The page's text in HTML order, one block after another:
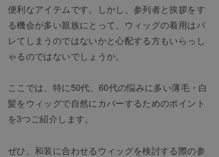
便利なアイテムです。しかし、参列者と挨拶をす
る機会が多い親族にとって、ウィッグの着用はバ
レてしまうのではないかと心配する方もいらっし
ゃるのではないでしょうか。
ここでは、特に50代、60代の悩みに多い薄毛・白
髪をウィッグで自然にカバーするためのポイント
を3つご紹介します。
ぜひ、和装に合わせるウィッグを検討する際の参